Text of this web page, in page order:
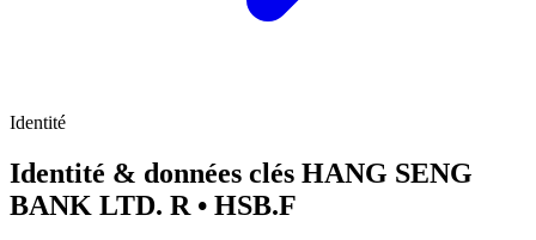
Identité
Identité & données clés HANG SENG
BANK LTD. R • HSB.F